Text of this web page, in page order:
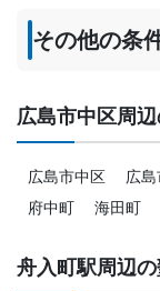
その他の条
広島市中区周
広島市中区 広
府中町
海田町
舟入町駅周辺